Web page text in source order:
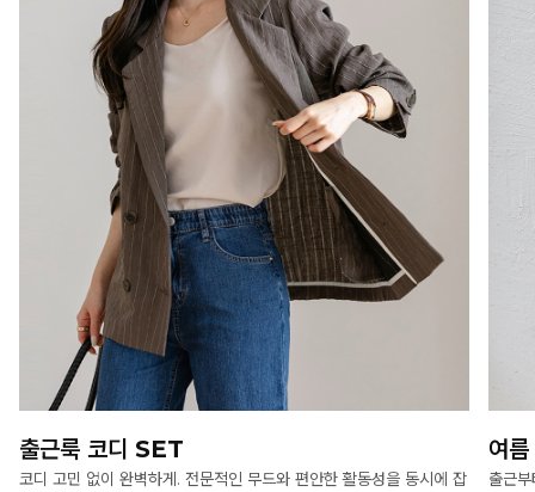
여름 원피스의 모든 것
출근부터 모임, 여행까지 활용도 높은 원피스 모음
여
바캉